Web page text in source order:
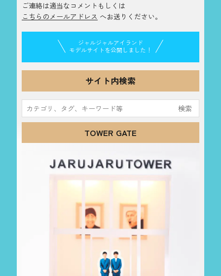
ご連絡は適当なコメントもしくは
こちらのメールアドレス へお送りください。
ジャルジャルアイランド
モデルサイトを公開しました！
サイト内検索
索:
TOWER GATE